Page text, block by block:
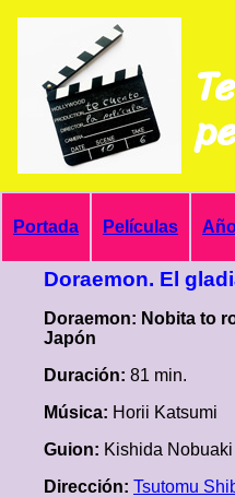
Portada Películas
Doraemon. El
Doraemon: Nobita to
Japón
Duración: 81 min.
Música: Horii Katsumi
Guion: Kishida
Dirección: Tsutomu